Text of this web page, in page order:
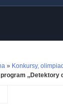
» Konkursy,
,,Detektory